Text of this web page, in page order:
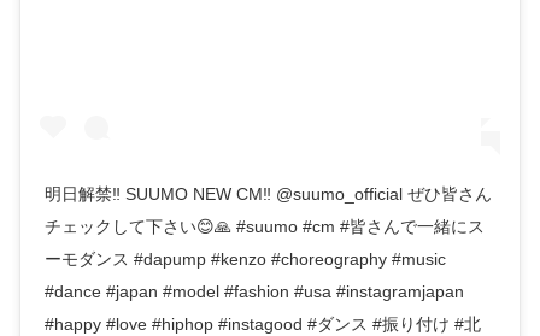
明日解禁‼️ SUUMO NEW CM‼️ @suumo_official ぜひ皆さん
チェックして下さい😊🙏 #suumo #cm #皆さんで一緒にス
ーモダンス #dapump #kenzo #choreography #music
#dance #japan #model #fashion #usa #instagramjapan
#happy #love #hiphop #instagood #ダンス #振り付け #北